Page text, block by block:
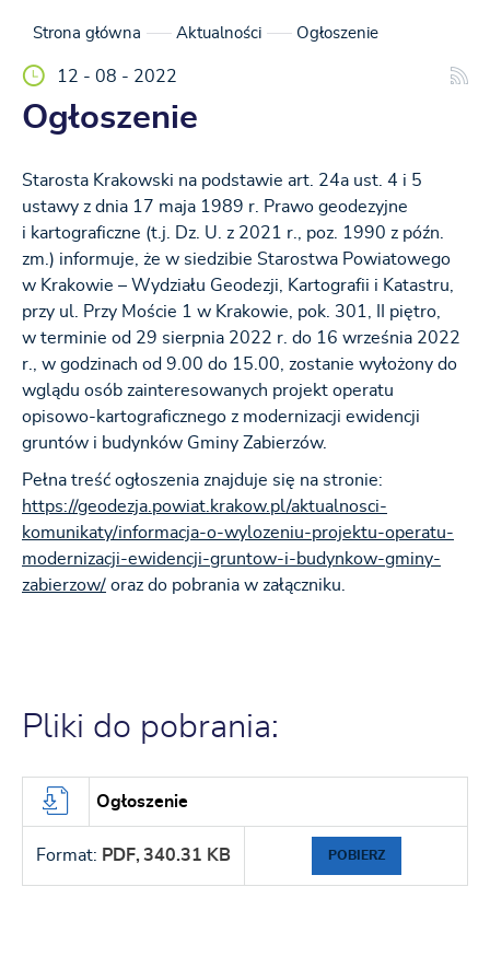
Strona główna Aktualności Ogłoszenie
12 - 08 - 2022
Ogłoszenie
Starosta Krakowski na podstawie art. 24a ust. 4 i 5
ustawy z dnia 17 maja 1989 r. Prawo geodezyjne
i kartograficzne (t.j. Dz. U. z 2021 r., poz. 1990 z późn.
zm.) informuje, że w siedzibie Starostwa Powiatowego
w Krakowie – Wydziału Geodezji, Kartografii i Katastru,
przy ul. Przy Moście 1 w Krakowie, pok. 301, II piętro,
w terminie od 29 sierpnia 2022 r. do 16 września 2022
r., w godzinach od 9.00 do 15.00, zostanie wyłożony do
wglądu osób zainteresowanych projekt operatu
opisowo-kartograficznego z modernizacji ewidencji
gruntów i budynków Gminy Zabierzów.
Pełna treść ogłoszenia znajduje się na stronie:
https://geodezja.powiat.krakow.pl/aktualnosci-
komunikaty/informacja-o-wylozeniu-projektu-operatu-
modernizacji-ewidencji-gruntow-i-budynkow-gminy-
zabierzow/ oraz do pobrania w załączniku.
Pliki do pobrania:
Ogłoszenie
Format: PDF, 340.31 KB POBIERZ